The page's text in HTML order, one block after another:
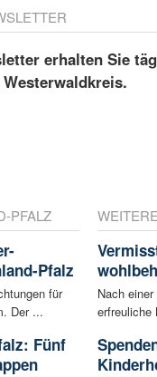
erhalten Sie
PFALZ
Pfalz
für
Der ...
Fünf
Nach
erfreuliche